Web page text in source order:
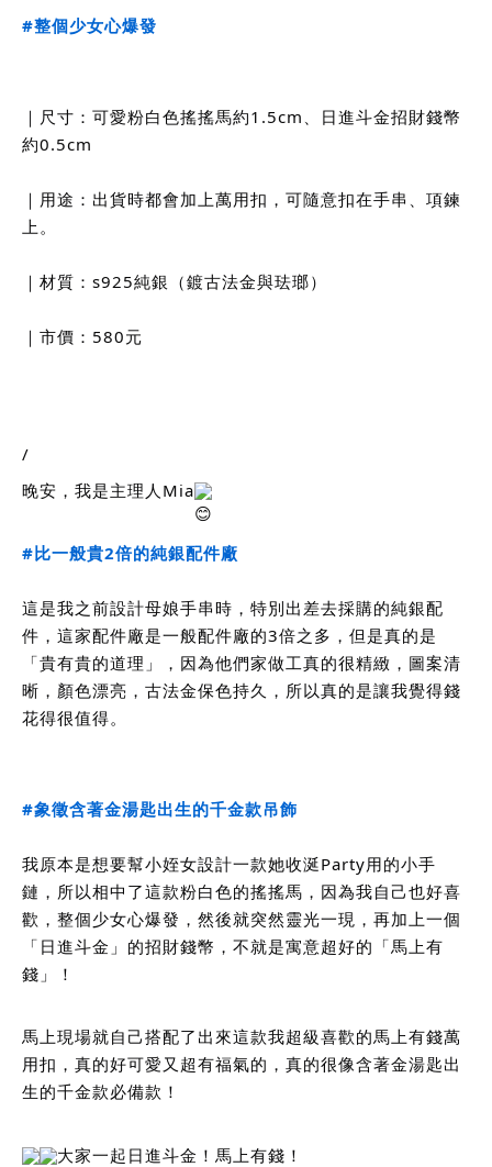
#整個少女心爆發
｜尺寸：可愛粉白色搖搖馬約1.5cm、日進斗金招財錢幣
約0.5cm
｜用途：出貨時都會加上萬用扣，可隨意扣在手串、項鍊
上。
｜材質：s925純銀（鍍古法金與珐瑯）
｜市價：580元
/
晚安，我是主理人Mia
#比一般貴2倍的純銀配件廠
這是我之前設計母娘手串時，特別出差去採購的純銀配
件，這家配件廠是一般配件廠的3倍之多，但是真的是
「貴有貴的道理」，因為他們家做工真的很精緻，圖案清
晰，顏色漂亮，古法金保色持久，所以真的是讓我覺得錢
花得很值得。
#象徵含著金湯匙出生的千金款吊飾
我原本是想要幫小姪女設計一款她收涎Party用的小手
鏈，所以相中了這款粉白色的搖搖馬，因為我自己也好喜
歡，整個少女心爆發，然後就突然靈光一現，再加上一個
「日進斗金」的招財錢幣，不就是寓意超好的「馬上有
錢」！
馬上現場就自己搭配了出來這款我超級喜歡的馬上有錢萬
用扣，真的好可愛又超有福氣的，真的很像含著金湯匙出
生的千金款必備款！
大家一起日進斗金！馬上有錢！